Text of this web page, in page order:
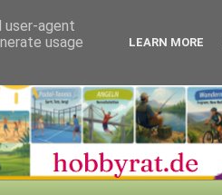
user-agent
usage
LEARN MORE